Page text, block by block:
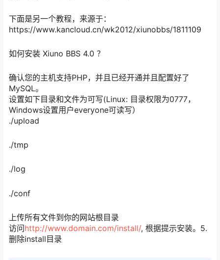
下面是另一个教程，来源于：
https://www.kancloud.cn/wk2012/xiunobbs/1811109
如何安装 Xiuno BBS 4.0 ？
确认您的主机支持PHP，并且已经开通并且配置好了
MySQL。
设置如下目录和文件为可写(Linux: 目录权限为0777，
Windows设置用户everyone可读写）
./upload
./tmp
./log
./conf
上传所有文件到你的网站根目录
访问http://www.domain.com/install/, 根据提示安装。5.
删除install目录